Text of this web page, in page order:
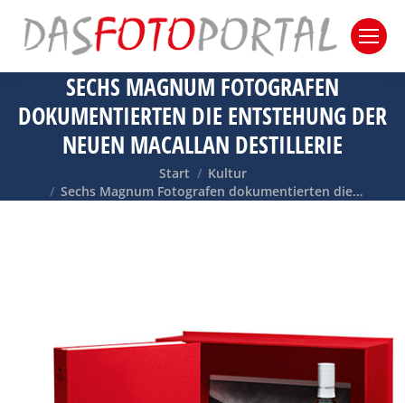
SECHS MAGNUM FOTOGRAFEN
DOKUMENTIERTEN DIE ENTSTEHUNG DER
NEUEN MACALLAN DESTILLERIE
Sie befinden sich hier:
Start
Kultur
Sechs Magnum Fotografen dokumentierten die…